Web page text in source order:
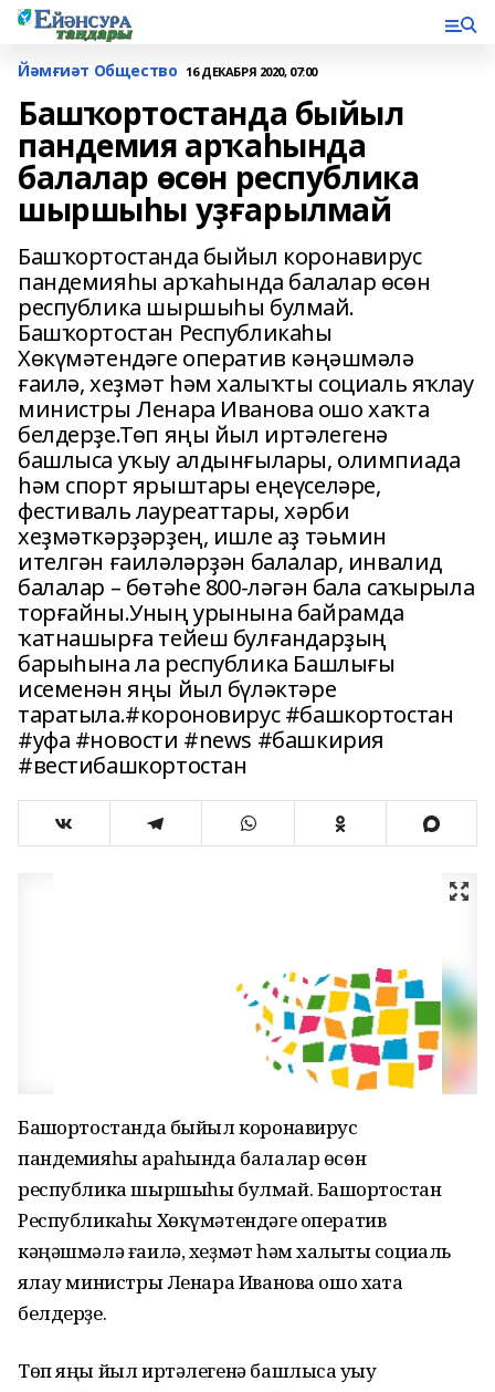
Йәмғиәт Общество 16 ДЕКАБРЯ 2020, 07:00
Башҡортостанда быйыл
пандемия арҡаһында
балалар өсөн республика
шыршыһы уҙғарылмай
Башҡортостанда быйыл коронавирус
пандемияһы арҡаһында балалар өсөн
республика шыршыһы булмай.
Башҡортостан Республикаһы
Хөкүмәтендәге оператив кәңәшмәлә
ғаилә, хеҙмәт һәм халыҡты социаль яҡлау
министры Ленара Иванова ошо хаҡта
белдерҙе.Төп яңы йыл иртәлегенә
башлыса уҡыу алдынғылары, олимпиада
һәм спорт ярыштары еңеүселәре,
фестиваль лауреаттары, хәрби
хеҙмәткәрҙәрҙең, ишле аҙ тәьмин
ителгән ғаиләләрҙән балалар, инвалид
балалар – бөтәһе 800-ләгән бала саҡырыла
торғайны.Уның урынына байрамда
ҡатнашырға тейеш булғандарҙың
барыһына ла республика Башлығы
исеменән яңы йыл бүләктәре
таратыла.#короновирус #башкортостан
#уфа #новости #news #башкирия
#вестибашкортостан
Башҡортостанда быйыл коронавирус
пандемияһы арҡаһында балалар өсөн
республика шыршыһы булмай. Башҡортостан
Республикаһы Хөкүмәтендәге оператив
кәңәшмәлә ғаилә, хеҙмәт һәм халыҡты социаль
яҡлау министры Ленара Иванова ошо хаҡта
белдерҙе.
Төп яңы йыл иртәлегенә башлыса уҡыу